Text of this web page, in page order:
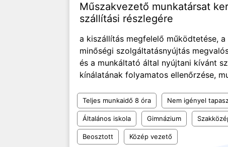
Műszakvezető munkatársat
szállítási részlegére
a kiszállítás megfelelő működtetése, a
minőségi szolgáltatásnyújtás
és a munkáltató által nyújtani kívánt
kínálatának folyamatos ellenőrzése,
Teljes munkaidő 8 óra Nem igényel
Általános iskola Gimnázium
Beosztott Közép vezető